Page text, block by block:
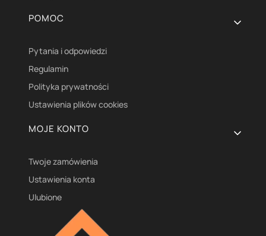
POMOC
Pytania i odpowiedzi
Regulamin
Polityka prywatności
Ustawienia plików cookies
MOJE KONTO
Twoje zamówienia
Ustawienia konta
Ulubione